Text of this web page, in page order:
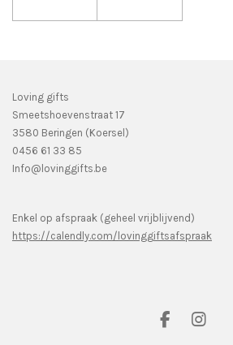
Loving gifts
Smeetshoevenstraat 17
3580 Beringen (Koersel)
0456 61 33 85
Info@lovinggifts.be
Enkel op afspraak (geheel vrijblijvend)
https://calendly.com/lovinggiftsafspraak
F
I